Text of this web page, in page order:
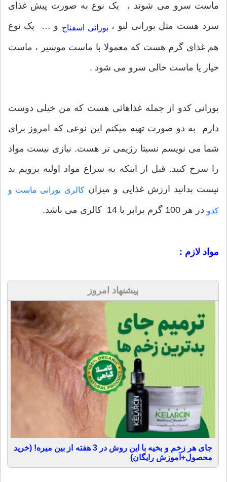
ماست سرو می شوند ، یک نوع به صورت پیش غذای
سرد هست مثل بورانی لبو ، بورانی اسفناج و … یک نوع
هم غذای گرم هست که معمولا با ماست موسیر ، ماست
خیار یا ماست خالی سرو می شود .
بورانی کدو از جمله غذاهائی هست که من خیلی دوست
دارم به دو صورت تهیه میکنم این نوعی که امروز برای
شما می نویسم نسبتا رژیمی تر هست. نیازی نیست مواد
را سرخ کنید. قبل از اینکه به سراغ مواد اولیه برویم بد
نیست بدانید ارزش غذایی و میزانکالری بورانی ماست و
کدو در هر 100 گرم برابر با 14 کالری می باشد.
مواد لازم :
پیشنهاد امروز
جای هر زخم و بخیه با این روش در 3 هفته از بین میره! (خرید
محصول+آموزش رایگان)